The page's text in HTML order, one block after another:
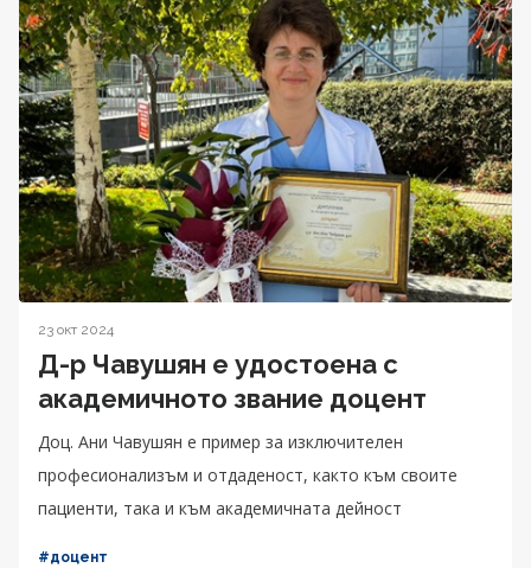
23 окт 2024
Д-р Чавушян е удостоена с
академичното звание доцент
Доц. Ани Чавушян е пример за изключителен
професионализъм и отдаденост, както към своите
пациенти, така и към академичната дейност
#доцент